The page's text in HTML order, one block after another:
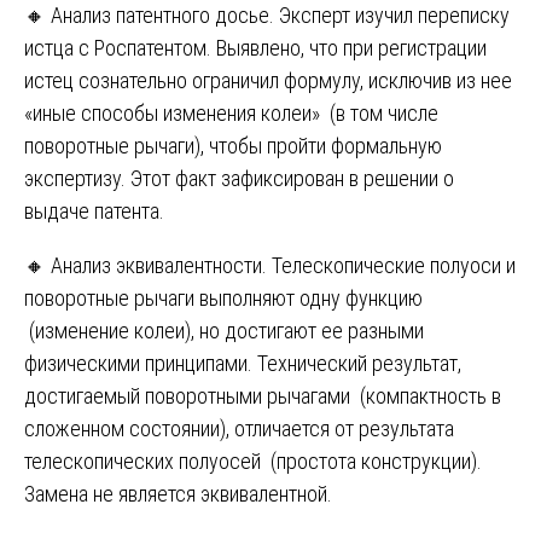
🔸 Анализ патентного досье. Эксперт изучил переписку
истца с Роспатентом. Выявлено, что при регистрации
истец сознательно ограничил формулу, исключив из нее
«иные способы изменения колеи» (в том числе
поворотные рычаги), чтобы пройти формальную
экспертизу. Этот факт зафиксирован в решении о
выдаче патента.
🔸 Анализ эквивалентности. Телескопические полуоси и
поворотные рычаги выполняют одну функцию
(изменение колеи), но достигают ее разными
физическими принципами. Технический результат,
достигаемый поворотными рычагами (компактность в
сложенном состоянии), отличается от результата
телескопических полуосей (простота конструкции).
Замена не является эквивалентной.